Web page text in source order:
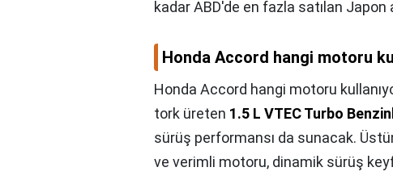
kadar ABD'de en fazla satılan Japon
Honda Accord hangi motoru
Honda Accord hangi motoru
tork üreten 1.5 L VTEC Turbo
sürüş performansı da sunacak.
ve verimli motoru, dinamik sürüş